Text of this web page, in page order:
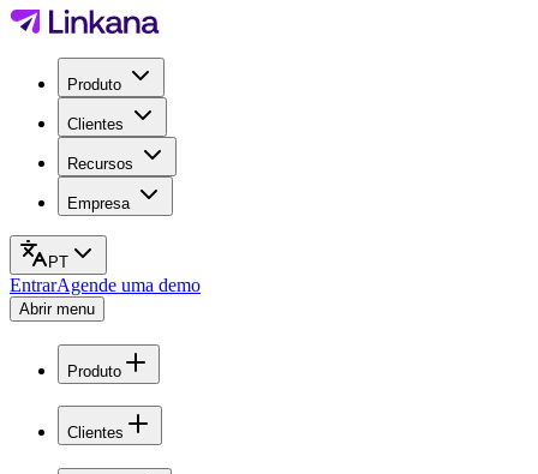
Produto
Clientes
Recursos
Empresa
PT
EntrarAgende uma demo
Abrir menu
Produto
Clientes